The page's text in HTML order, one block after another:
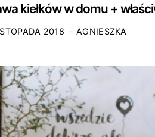
kiełków w domu +
2018 AGNIESZKA